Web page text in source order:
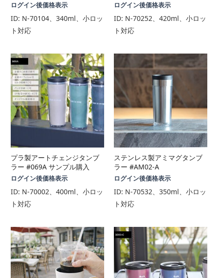
ログイン後価格表示
ID: N-70104、340ml、小ロッ
ト対応
ログイン後価格表示
ID: N-70252、420ml、小ロッ
ト対応
プラ製アートチェンジタンブ
ラー #069A サンプル購入
ログイン後価格表示
ID: N-70002、400ml、小ロッ
ト対応
ステンレス製アミマグタンブ
ラー #AM02-A
ログイン後価格表示
ID: N-70532、350ml、小ロッ
ト対応